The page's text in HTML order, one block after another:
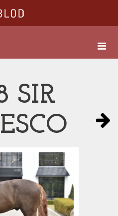
SIR